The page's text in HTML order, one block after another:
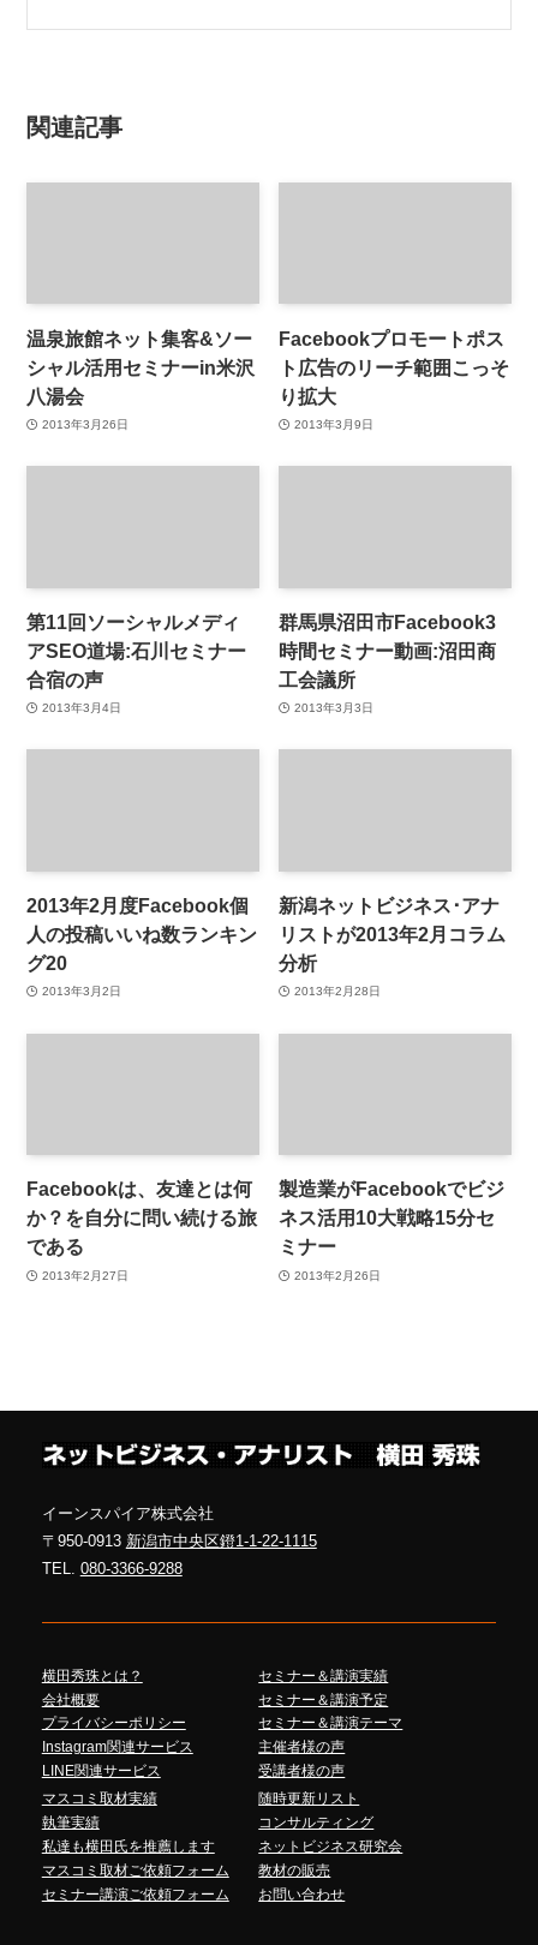
関連記事
温泉旅館ネット集客&ソー
シャル活用セミナーin米沢
八湯会
2013年3月26日
Facebookプロモートポス
ト広告のリーチ範囲こっそ
り拡大
2013年3月9日
第11回ソーシャルメディ
アSEO道場:石川セミナー
合宿の声
2013年3月4日
群馬県沼田市Facebook3
時間セミナー動画:沼田商
工会議所
2013年3月3日
2013年2月度Facebook個
人の投稿いいね数ランキン
グ20
2013年3月2日
新潟ネットビジネス･アナ
リストが2013年2月コラム
分析
2013年2月28日
Facebookは、友達とは何
か？を自分に問い続ける旅
である
2013年2月27日
製造業がFacebookでビジ
ネス活用10大戦略15分セ
ミナー
2013年2月26日
イーンスパイア株式会社
〒950-0913 新潟市中央区鐙1-1-22-1115
TEL. 080-3366-9288
横田秀珠とは？
会社概要
プライバシーポリシー
Instagram関連サービス
LINE関連サービス
セミナー＆講演実績
セミナー＆講演予定
セミナー＆講演テーマ
主催者様の声
受講者様の声
マスコミ取材実績
執筆実績
私達も横田氏を推薦します
マスコミ取材ご依頼フォーム
セミナー講演ご依頼フォーム
随時更新リスト
コンサルティング
ネットビジネス研究会
教材の販売
お問い合わせ